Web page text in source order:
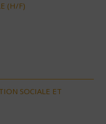
(H/F)
SOCIALE ET